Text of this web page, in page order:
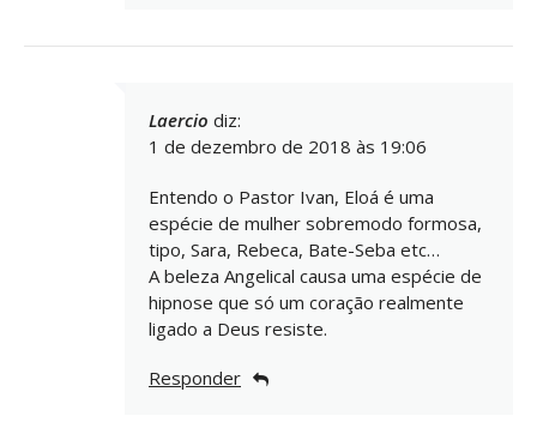
Laercio diz:
1 de dezembro de 2018 às 19:06
Entendo o Pastor Ivan, Eloá é uma
espécie de mulher sobremodo formosa,
tipo, Sara, Rebeca, Bate-Seba etc…
A beleza Angelical causa uma espécie de
hipnose que só um coração realmente
ligado a Deus resiste.
Responder